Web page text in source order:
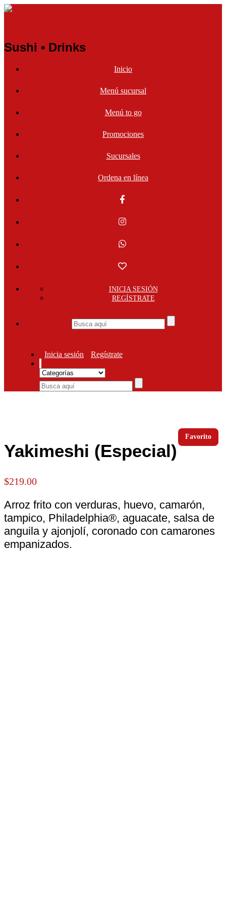
Sushi • Drinks
Inicio
Menú sucursal
Menú to go
Promociones
Sucursales
Ordena en línea
INICIA SESIÓN
REGÍSTRATE
Inicia sesión Regístrate
Favorito
Yakimeshi (Especial)
$219.00
Arroz frito con verduras, huevo, camarón,
tampico, Philadelphia®, aguacate, salsa de
anguila y ajonjolí, coronado con camarones
empanizados.